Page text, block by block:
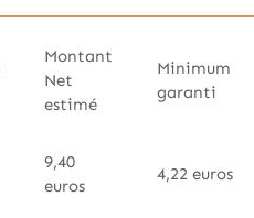
Montant
Net
estimé
Minimum
garanti
9,40
euros
4,22 euros